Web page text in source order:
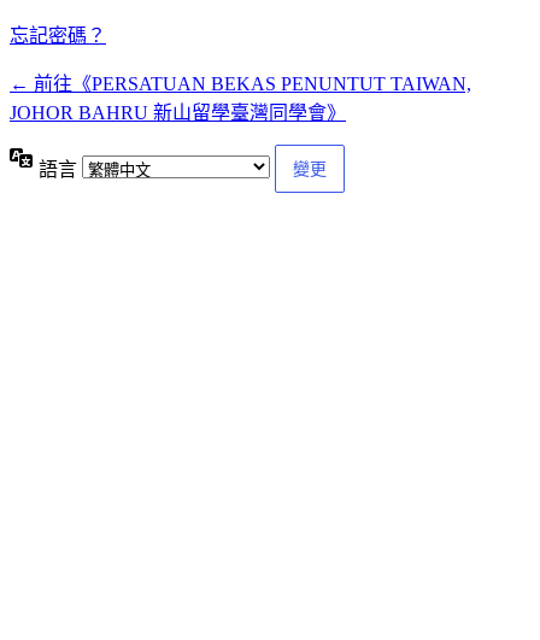
忘記密碼？
← 前往《PERSATUAN BEKAS PENUNTUT TAIWAN,
JOHOR BAHRU 新山留學臺灣同學會》
語言